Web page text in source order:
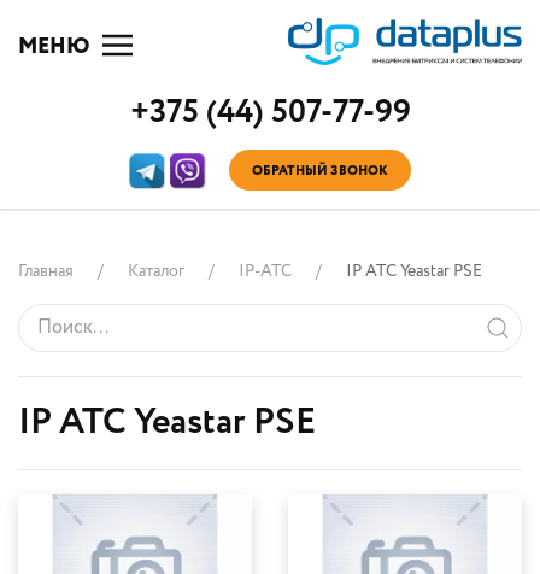
МЕНЮ
+375 (44) 507-77-99
ОБРАТНЫЙ ЗВОНОК
Главная Каталог IP-АТС IP АТС Yeastar PSE
IP АТС Yeastar PSE